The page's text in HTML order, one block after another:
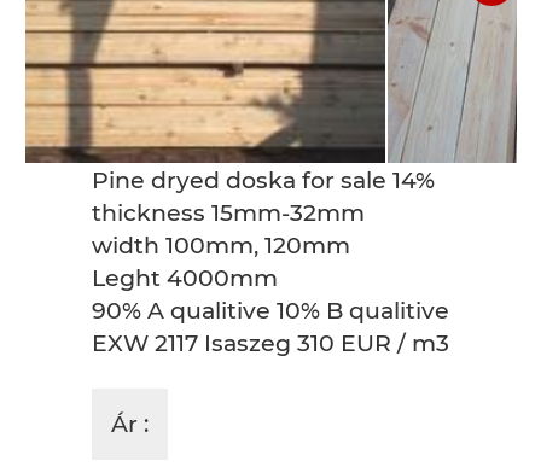
Pine dryed doska for sale 14%
thickness 15mm-32mm
width 100mm, 120mm
Leght 4000mm
90% A qualitive 10% B qualitive
EXW 2117 Isaszeg 310 EUR / m3
Ár :